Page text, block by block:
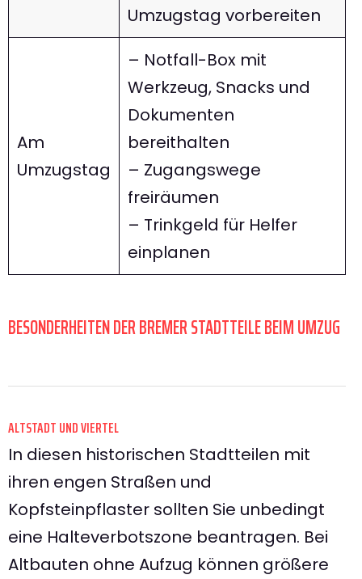
Umzugstag vorbereiten
Am
Umzugstag
– Notfall-Box mit
Werkzeug, Snacks und
Dokumenten
bereithalten
– Zugangswege
freiräumen
– Trinkgeld für Helfer
einplanen
BESONDERHEITEN DER BREMER STADTTEILE BEIM UMZUG
ALTSTADT UND VIERTEL
In diesen historischen Stadtteilen mit
ihren engen Straßen und
Kopfsteinpflaster sollten Sie unbedingt
eine Halteverbotszone beantragen. Bei
Altbauten ohne Aufzug können größere